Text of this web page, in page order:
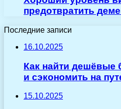
предотвратить
Последние записи
16.10.2025
Как найти дешёвые
и сэкономить на
15.10.2025